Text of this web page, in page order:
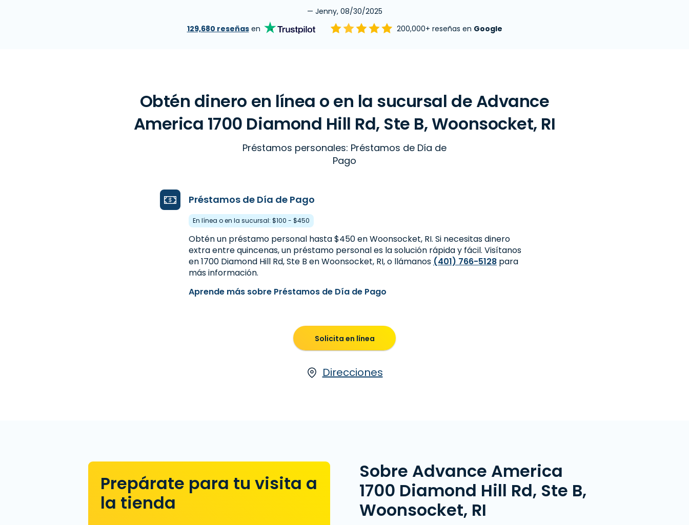
— Jenny, 08/30/2025
129,680 reseñasen 200,000+ reseñas en Google
Obtén dinero en línea o en la sucursal de Advance
America 1700 Diamond Hill Rd, Ste B, Woonsocket, RI
Préstamos personales: Préstamos de Día de
Pago
Préstamos de Día de Pago
En línea o en la sucursal: $100 - $450
Obtén un préstamo personal hasta $450 en Woonsocket, RI. Si necesitas dinero
extra entre quincenas, un préstamo personal es la solución rápida y fácil. Visítanos
en 1700 Diamond Hill Rd, Ste B en Woonsocket, RI, o llámanos (401) 766-5128 para
más información.
Aprende más sobre Préstamos de Día de Pago
Solicita en línea
Direcciones
Prepárate para tu visita a
la tienda
Sobre Advance America
1700 Diamond Hill Rd, Ste B,
Woonsocket, RI